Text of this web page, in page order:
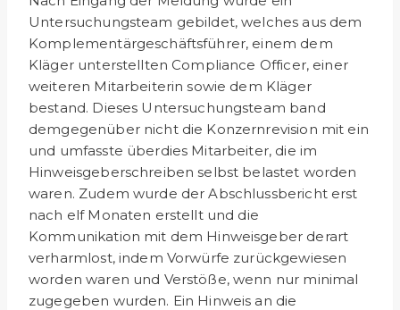
Untersuchungsteam ge­bildet, welches aus dem
Komplementärgeschäftsführer, einem dem
Kläger unterstellten Compliance Officer, einer
weiteren Mitarbeiterin sowie dem Kläger
bestand. Dieses Untersu­chungsteam band
demgegenüber nicht die Konzernrevision mit ein
und umfasste überdies Mitarbeiter, die im
Hinweisgeberschreiben selbst belastet worden
waren. Zudem wurde der Abschlussbericht erst
nach elf Monaten erstellt und die
Kommunikation mit dem Hinweisgeber derart
verharmlost, indem Vorwürfe zurückgewiesen
worden waren und Verstöße, wenn nur minimal
zugegeben wurden. Ein Hinweis an die